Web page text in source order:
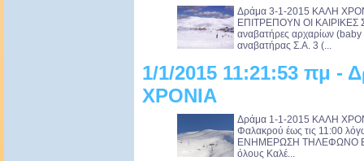
Δράμα 3-1-2015 ΚΑΛΗ
ΕΠΙΤΡΕΠΟΥΝ ΟΙ ΚΑΙΡΙΚΕΣ
αναβατήρες αρχαρίων
αναβατήρας Σ.Α. 3 (...
1/1/2015 11:21:53 πμ -
ΧΡΟΝΙΑ
Δράμα 1-1-2015 ΚΑΛΗ
Φαλακρού έως τις 11:00
ΕΝΗΜΕΡΩΣΗ ΤΗΛΕΦΩΝΟ
όλους Καλέ...